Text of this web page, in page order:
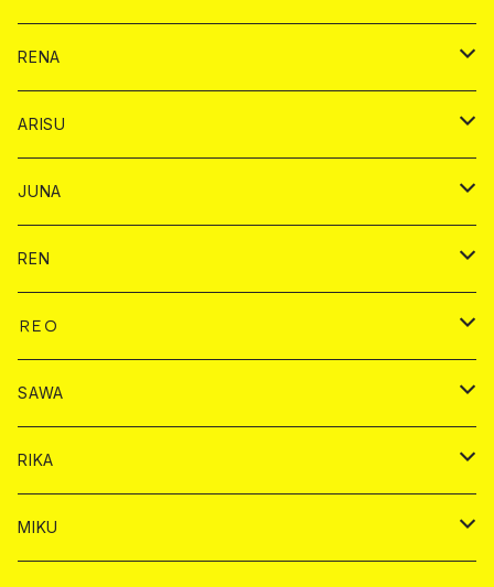
1ドリンク
1ドリンク
ショット
バイカ
ドリンク
シャンパン
ドリンク
チェキ
RENA
バイカ
ドリンク
ドリンク
ヤードグラス
チェキ
ARISU
バイカ
ドリンク
ドリンク
シャンパン
チェキ
JUNA
バイカ
ドリンク
シャンパン
ヤードグラス
チェキ
REN
バイカ
ドリンク
ショット
シャンパン
チェキ
ＲＥＯ
ドリンク
シャンパン
ショット
バイカ
チェキ
SAWA
ドリンク
シャンパン
バイカ
RIKA
ドリンク
MIKU